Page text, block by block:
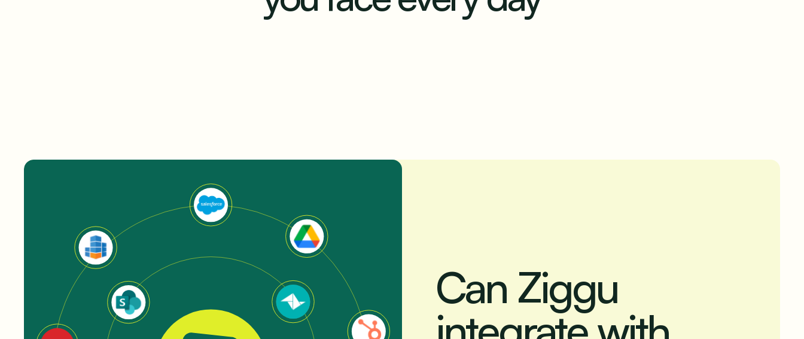
Can Ziggu